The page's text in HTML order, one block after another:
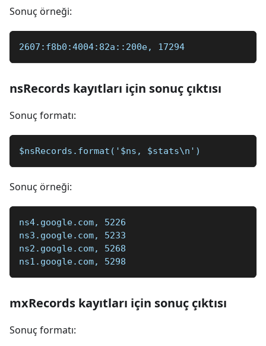
Sonuç örneği:
2607:f8b0:4004:82a::200e, 17294
nsRecords kayıtları için sonuç çıktısı
Sonuç formatı:
$nsRecords.format('$ns, $stats\n')
Sonuç örneği:
ns4.google.com, 5226
ns3.google.com, 5233
ns2.google.com, 5268
ns1.google.com, 5298
mxRecords kayıtları için sonuç çıktısı
Sonuç formatı: